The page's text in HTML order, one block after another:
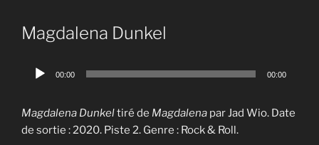
Magdalena Dunkel
Lecteur
00:00 00:00
Magdalena Dunkeltiré de Magdalena par Jad Wio. Date
de sortie : 2020. Piste 2. Genre : Rock & Roll.